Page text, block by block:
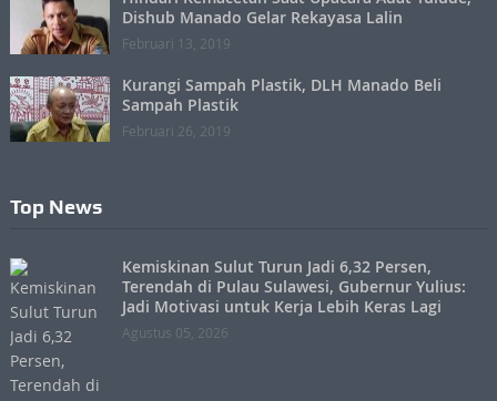
Dishub Manado Gelar Rekayasa Lalin
Februari 13, 2019
Kurangi Sampah Plastik, DLH Manado Beli
Sampah Plastik
Februari 26, 2019
Top News
Kemiskinan Sulut Turun Jadi 6,32 Persen,
Terendah di Pulau Sulawesi, Gubernur Yulius:
Jadi Motivasi untuk Kerja Lebih Keras Lagi
Agustus 05, 2026